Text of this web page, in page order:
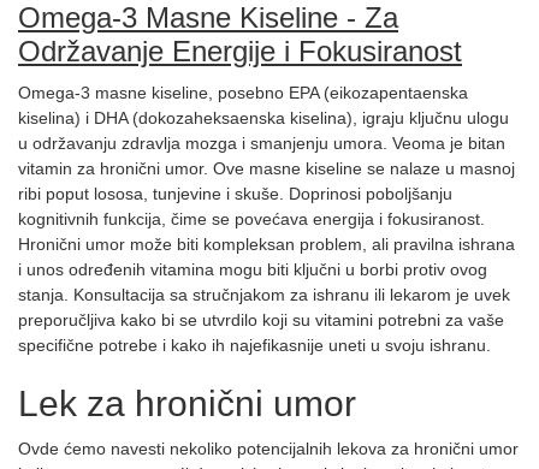
Omega-3 Masne Kiseline - Za
Održavanje Energije i Fokusiranost
Omega-3 masne kiseline, posebno EPA (eikozapentaenska
kiselina) i DHA (dokozaheksaenska kiselina), igraju ključnu ulogu
u održavanju zdravlja mozga i smanjenju umora. Veoma je bitan
vitamin za hronični umor. Ove masne kiseline se nalaze u masnoj
ribi poput lososa, tunjevine i skuše. Doprinosi poboljšanju
kognitivnih funkcija, čime se povećava energija i fokusiranost.
Hronični umor može biti kompleksan problem, ali pravilna ishrana
i unos određenih vitamina mogu biti ključni u borbi protiv ovog
stanja. Konsultacija sa stručnjakom za ishranu ili lekarom je uvek
preporučljiva kako bi se utvrdilo koji su vitamini potrebni za vaše
specifične potrebe i kako ih najefikasnije uneti u svoju ishranu.
Lek za hronični umor
Ovde ćemo navesti nekoliko potencijalnih lekova za hronični umor